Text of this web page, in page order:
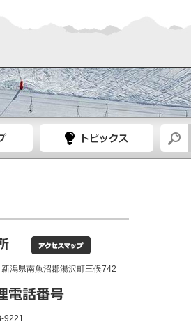
潟県南魚沼郡湯沢町三俣742
9221